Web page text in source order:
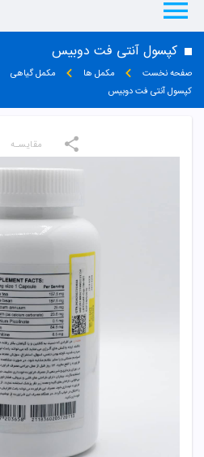
کپسول آنتی فت دوبیس
صفحه نخست مکمل ها مکمل گیاهی
کپسول آنتی فت دوبیس
مقایسـه